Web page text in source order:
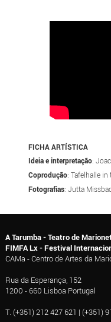
FICHA ARTÍSTICA
Ideia e interpretação:
Coprodução: Tafelhalle
Fotografias: Jutta
A Tarumba - Teatro de
FIMFA Lx - Festival
CAMa - Centro de Artes da
Rua da Esperança, 152
1200 - 660 Lisboa Portugal
T. (+351) 212 427 621 | (+351)